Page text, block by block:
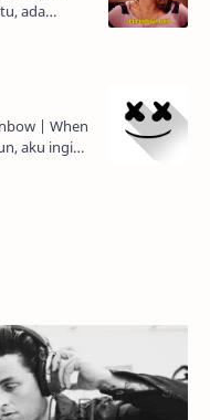
ada
to lose.
When
aku ingin